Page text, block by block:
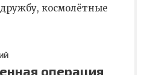
космолётные
операция